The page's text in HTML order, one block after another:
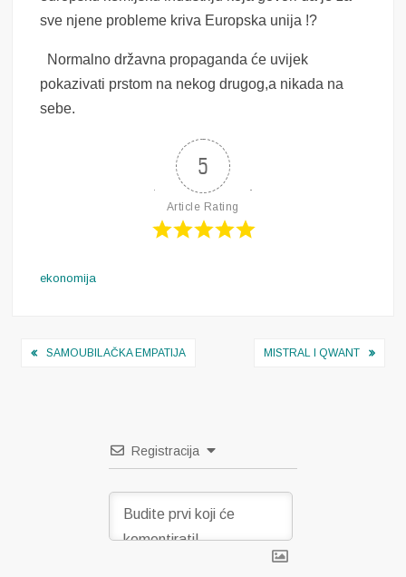
sve njene probleme kriva Europska unija !?
Normalno državna propaganda će uvijek
pokazivati prstom na nekog drugog,a nikada na
sebe.
5
Article Rating
ekonomija
Navigacija
SAMOUBILAČKA EMPATIJA MISTRAL I QWANT
Registracija